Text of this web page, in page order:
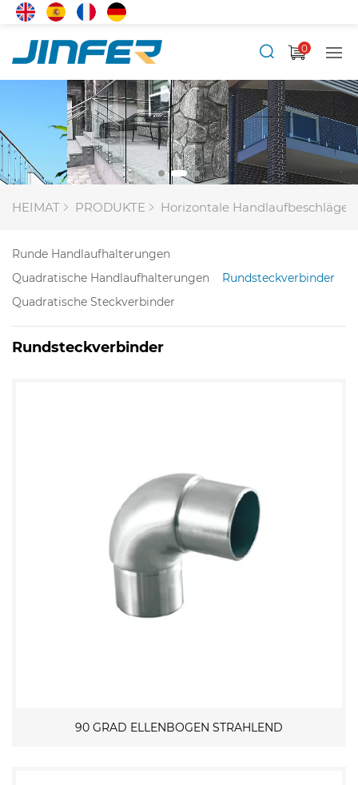
0
HEIMAT PRODUKTE Horizontale Handlaufbeschläge
Runde Handlaufhalterungen
Quadratische Handlaufhalterungen
Rundsteckverbinder
Quadratische Steckverbinder
Rundsteckverbinder
90 GRAD ELLENBOGEN STRAHLEND